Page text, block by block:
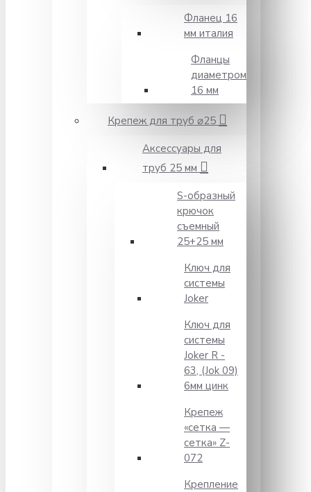
Фланец 16
мм италия
Фланцы
диаметром
16 мм
Крепеж для труб ⌀25
Аксессуары для
труб 25 мм
S-образный
крючок
съемный
25+25 мм
Ключ для
системы
Joker
Ключ для
системы
Joker R -
63, (Jok 09)
6мм цинк
Крепеж
«сетка —
сетка» Z-
072
Крепление